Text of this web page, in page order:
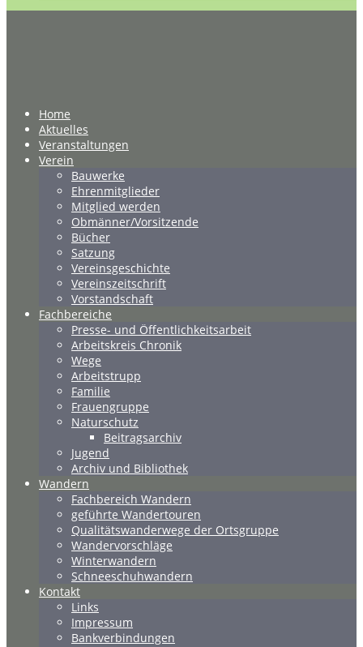
Home
Aktuelles
Veranstaltungen
Verein
Bauwerke
Ehrenmitglieder
Mitglied werden
Obmänner/Vorsitzende
Bücher
Satzung
Vereinsgeschichte
Vereinszeitschrift
Vorstandschaft
Fachbereiche
Presse- und Öffentlichkeitsarbeit
Arbeitskreis Chronik
Wege
Arbeitstrupp
Familie
Frauengruppe
Naturschutz
Beitragsarchiv
Jugend
Archiv und Bibliothek
Wandern
Fachbereich Wandern
geführte Wandertouren
Qualitätswanderwege der Ortsgruppe
Wandervorschläge
Winterwandern
Schneeschuhwandern
Kontakt
Links
Impressum
Bankverbindungen